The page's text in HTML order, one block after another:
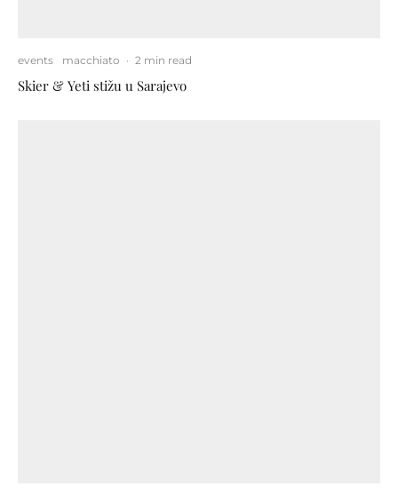
events macchiato · 2 min read
Skier & Yeti stižu u Sarajevo